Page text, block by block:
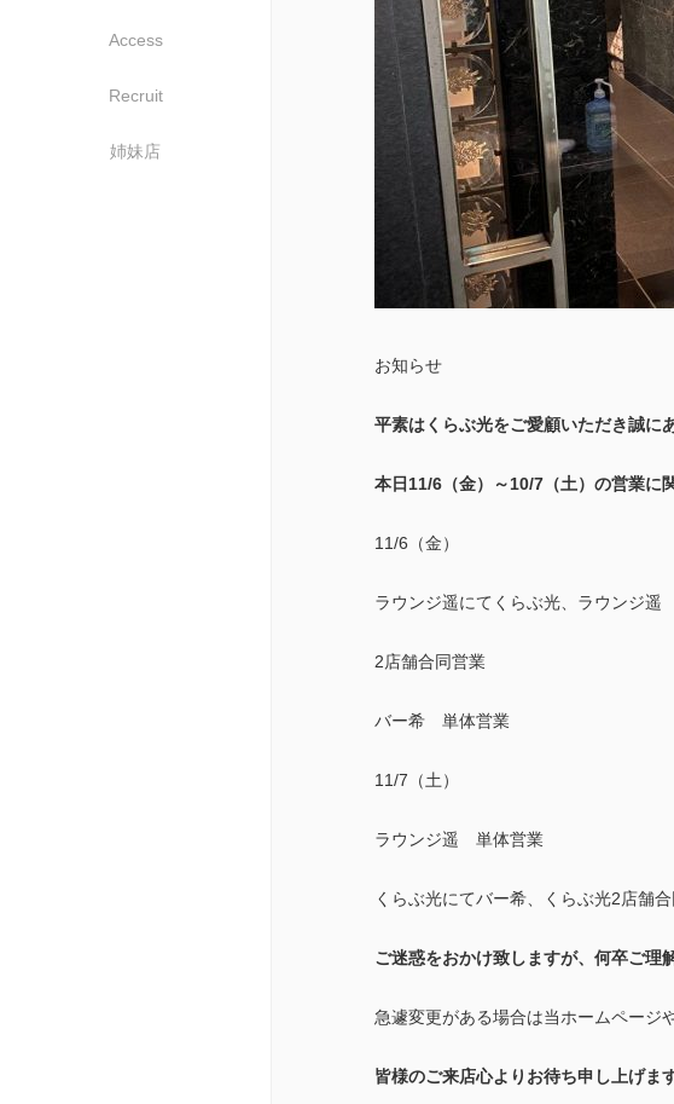
Access
Recruit
姉妹店
お知らせ
平素はくらぶ光をご愛顧いただき誠に
本日11/6（金）～10/7（土）の営業に
11/6（金）
ラウンジ遥にてくらぶ光、ラウンジ遥
2店舗合同営業
バー希 単体営業
11/7（土）
ラウンジ遥 単体営業
くらぶ光にてバー希、くらぶ光2店舗
ご迷惑をおかけ致しますが、何卒ご理
急遽変更がある場合は当ホームページ
皆様のご来店心よりお待ち申し上げま